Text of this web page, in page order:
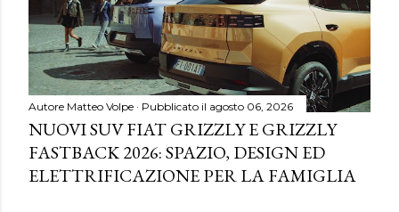
Autore Matteo Volpe Pubblicato il agosto 06, 2026
NUOVI SUV FIAT GRIZZLY E GRIZZLY
FASTBACK 2026: SPAZIO, DESIGN ED
ELETTRIFICAZIONE PER LA FAMIGLIA